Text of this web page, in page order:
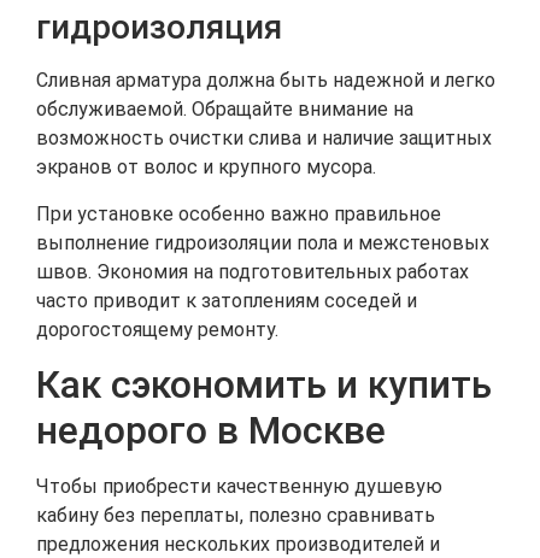
гидроизоляция
Сливная арматура должна быть надежной и легко
обслуживаемой. Обращайте внимание на
возможность очистки слива и наличие защитных
экранов от волос и крупного мусора.
При установке особенно важно правильное
выполнение гидроизоляции пола и межстеновых
швов. Экономия на подготовительных работах
часто приводит к затоплениям соседей и
дорогостоящему ремонту.
Как сэкономить и купить
недорого в Москве
Чтобы приобрести качественную душевую
кабину без переплаты, полезно сравнивать
предложения нескольких производителей и